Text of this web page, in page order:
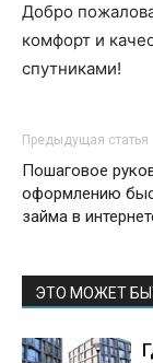
Добро
комфорт и
спутниками!
Предыдущая статья
Пошаговое
оформлению
займа в
ЭТО МОЖЕТ